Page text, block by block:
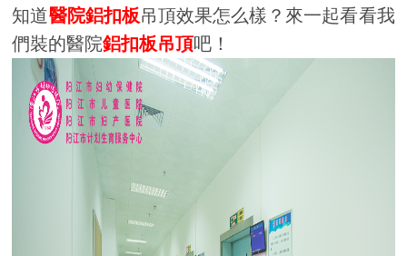
知道醫院鋁扣板吊頂效果怎么樣？來一起看看我
們裝的醫院鋁扣板吊頂吧！